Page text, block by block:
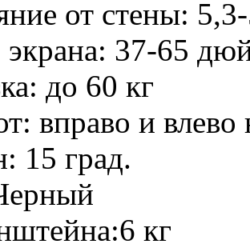
от стены:
экрана: 37-65
до 60 кг
вправо и влево
15 град.
кг